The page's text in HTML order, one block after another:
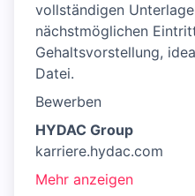
vollständigen
nächstmöglichen
Gehaltsvorstellung,
Datei.
Bewerben
HYDAC Group
karriere.hydac.com
Mehr anzeigen